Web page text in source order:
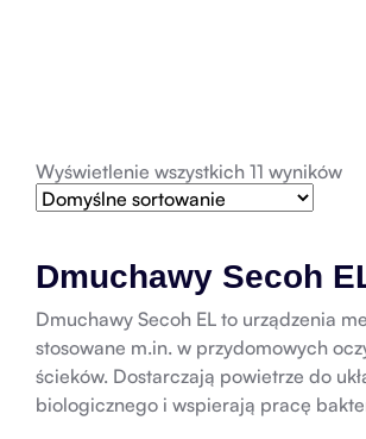
Wyświetlenie wszystkich 11 wyników
Dmuchawy Secoh
Dmuchawy Secoh EL to urządzenia
stosowane m.in. w przydomowych
ścieków. Dostarczają powietrze do
biologicznego i wspierają pracę